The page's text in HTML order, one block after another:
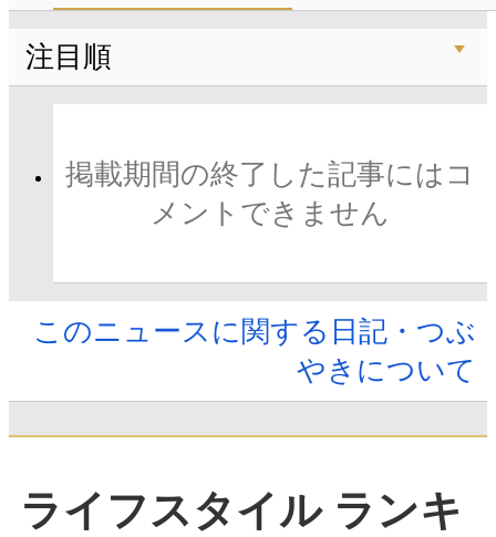
注目順
掲載期間の終了した記事にはコ
メントできません
このニュースに関する日記・つぶ
やきについて
ライフスタイル ランキ